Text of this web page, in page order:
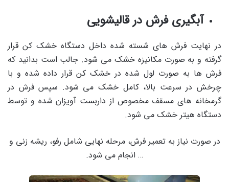
آبگیری فرش در قالیشویی
در نهایت فرش های شسته شده داخل دستگاه خشک کن قرار
گرفته و به صورت مکانیزه خشک می شود. جالب است بدانید که
فرش ها به صورت لول شده در خشک کن قرار داده شده و با
چرخش در سرعت بالا، کامل خشک می شود. سپس فرش در
گرمخانه های مسقف مخصوص از داربست آویزان شده و توسط
دستگاه هیتر خشک می شود.
در صورت نیاز به تعمیر فرش، مرحله نهایی شامل رفو، ریشه زنی و
… انجام می شود.